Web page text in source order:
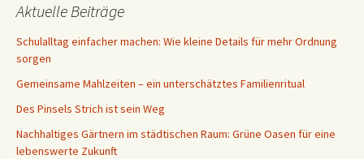
Aktuelle Beiträge
Schulalltag einfacher machen: Wie kleine Details für mehr Ordnung
sorgen
Gemeinsame Mahlzeiten – ein unterschätztes Familienritual
Des Pinsels Strich ist sein Weg
Nachhaltiges Gärtnern im städtischen Raum: Grüne Oasen für eine
lebenswerte Zukunft